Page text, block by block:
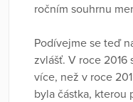
ročním souhrnu
Podívejme se teď
zvlášť. V roce 2016
více, než v roce
byla částka, kterou